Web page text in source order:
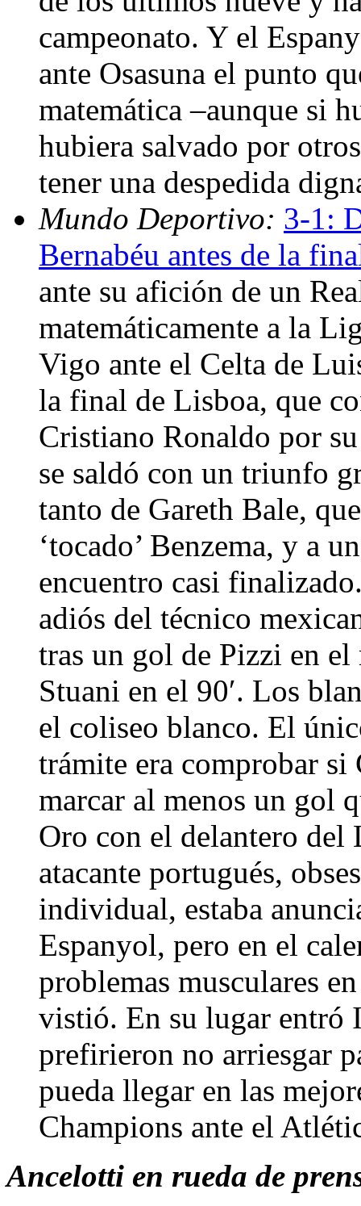
campeonato. Y el
ante Osasuna el punto
matemática –aunque si
hubiera salvado por
tener una despedida
Mundo Deportivo: 3-1:
Bernabéu antes de la
ante su afición de un
matemáticamente a la
Vigo ante el Celta de
la final de Lisboa, que
Cristiano Ronaldo por
se saldó con un triunfo
tanto de Gareth Bale,
‘tocado’ Benzema, y a
encuentro casi
adiós del técnico
tras un gol de Pizzi en
Stuani en el 90′. Los
el coliseo blanco. El
trámite era comprobar si
marcar al menos un gol
Oro con el delantero
atacante portugués,
individual, estaba
Espanyol, pero en el
problemas musculares
vistió. En su lugar entró
prefirieron no arriesgar
pueda llegar en las
Champions ante el
Ancelotti en rueda de